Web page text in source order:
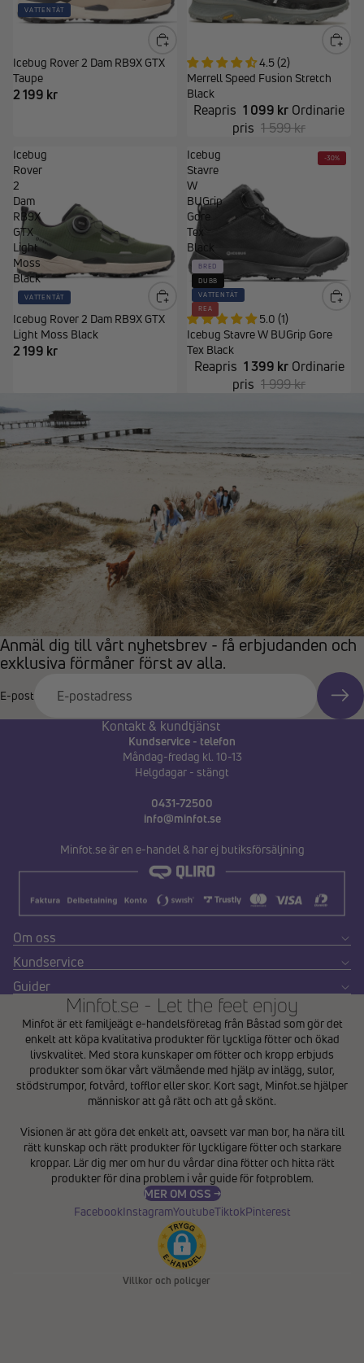
VATTENTÄT
Icebug Rover 2 Dam RB9X GTX
Taupe
2 199 kr
4.5 (2)
Merrell Speed Fusion Stretch
Black
Reapris 1 099 kr Ordinarie
pris 1 599 kr
Icebug
Rover
2
Dam
RB9X
GTX
Light
Moss
Black
VATTENTÄT
Icebug Rover 2 Dam RB9X GTX
Light Moss Black
2 199 kr
Icebug
Stavre
W
BUGrip
Gore
Tex
Black
BRED
DUBB
VATTENTÄT
REA
-30%
5.0 (1)
Icebug Stavre W BUGrip Gore
Tex Black
Reapris 1 399 kr Ordinarie
pris 1 999 kr
Anmäl dig till vårt nyhetsbrev - få erbjudanden och
exklusiva förmåner först av alla.
E-post
Kontakt & kundtjänst
Kundservice - telefon
Måndag-fredag kl. 10-13
Helgdagar - stängt
0431-72500
info@minfot.se
Minfot.se är en e-handel & har ej butiksförsäljning
Om oss
Kundservice
Guider
Minfot.se - Let the feet enjoy
Minfot är ett familjeägt e-handelsföretag från Båstad som gör det
enkelt att köpa kvalitativa produkter för lyckliga fötter och ökad
livskvalitet. Med stora kunskaper om fötter och kropp erbjuds
produkter som ökar vårt välmående med hjälp av inlägg, sulor,
stödstrumpor, fotvård, tofflor eller skor. Kort sagt, Minfot.se hjälper
människor att gå rätt och att gå skönt.
Visionen är att göra det enkelt att, oavsett var man bor, ha nära till
rätt kunskap och rätt produkter för lyckligare fötter och starkare
kroppar. Lär dig mer om hur du vårdar dina fötter och hitta rätt
produkter för dina problem i vårguide för fotproblem.
MER OM OSS →
FacebookInstagramYoutubeTiktokPinterest
Villkor och policyer
Återbetalningspolicy
Användarvillkor
Fraktpolicy
Kontaktinformation
Avbeställningspolicy
Rättsligt meddelande